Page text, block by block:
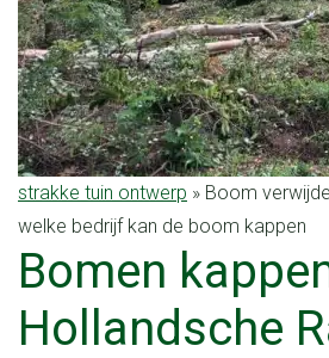
strakke tuin ontwerp » Boom
welke bedrijf kan de boom kappen
Bomen
Hollandsche